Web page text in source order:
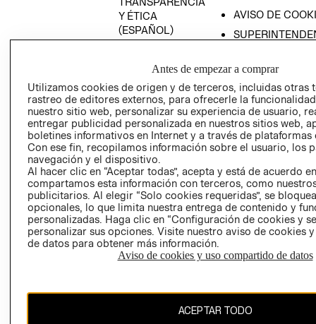
Y ÉTICA
(ESPAÑOL)
TRANSPARENCIA
AVISO DE
PETICIONES
QUEJAS Y
RECLAMOS
Colombia ($)
CAMBIAR REGIÓN
El contenido de esta página web está protegido por copyright y es
propiedad de H&M Hennes & Mauritz AB.
Antes de empezar a comprar
Utilizamos cookies de origen y de terceros, incluidas otras
rastreo de editores externos, para ofrecerle la
nuestro sitio web, personalizar su experiencia de usuario,
entregar publicidad personalizada en nuestros sitios web,
boletines informativos en Internet y a través de plataformas
Con ese fin, recopilamos información sobre el usuario, los
navegación y el dispositivo.
Al hacer clic en “Aceptar todas”, acepta y está de acuerdo
compartamos esta información con terceros, como
publicitarios. Al elegir “Solo cookies requeridas”, se
opcionales, lo que limita nuestra entrega de contenido y
personalizadas. Haga clic en “Configuración de cookies y
personalizar sus opciones. Visite nuestro aviso de cookies
de datos para obtener más información.
Aviso de cookies y uso compartido de datos
ACEPTAR TODO